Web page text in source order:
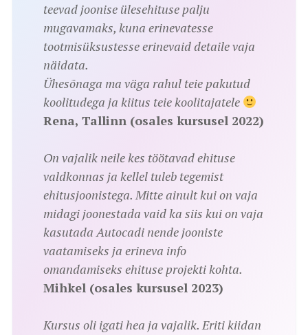
teevad joonise ülesehituse palju
mugavamaks, kuna erinevatesse
tootmisüksustesse erinevaid detaile vaja
näidata.
Ühesõnaga ma väga rahul teie pakutud
koolitudega ja kiitus teie koolitajatele
Rena, Tallinn (osales kursusel 2022)
On vajalik neile kes töötavad ehituse
valdkonnas ja kellel tuleb tegemist
ehitusjoonistega. Mitte ainult kui on vaja
midagi joonestada vaid ka siis kui on vaja
kasutada Autocadi nende jooniste
vaatamiseks ja erineva info
omandamiseks ehituse projekti kohta.
Mihkel (osales kursusel 2023)
Kursus oli igati hea ja vajalik. Eriti kiidan